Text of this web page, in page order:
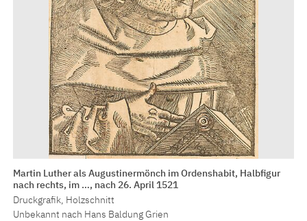
Martin Luther als Augustinermönch im Ordenshabit, Halbfigur
nach rechts, im …, nach 26. April 1521
Druckgrafik, Holzschnitt
Unbekannt nach Hans Baldung Grien